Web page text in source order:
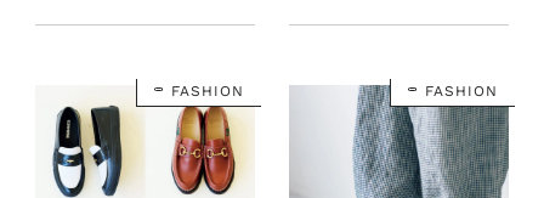
FASHION FASHION